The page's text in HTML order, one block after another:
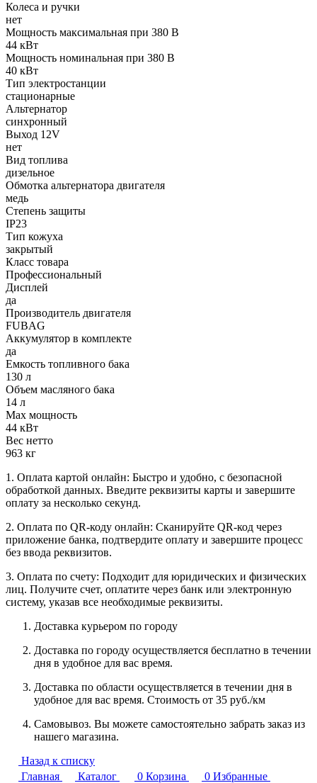
Колеса и ручки
нет
Мощность максимальная при 380 В
44 кВт
Мощность номинальная при 380 В
40 кВт
Тип электростанции
стационарные
Альтернатор
синхронный
Выход 12V
нет
Вид топлива
дизельное
Обмотка альтернатора двигателя
медь
Степень защиты
IP23
Тип кожуха
закрытый
Класс товара
Профессиональный
Дисплей
да
Производитель двигателя
FUBAG
Аккумулятор в комплекте
да
Емкость топливного бака
130 л
Объем масляного бака
14 л
Max мощность
44 кВт
Вес нетто
963 кг
1. Оплата картой онлайн: Быстро и удобно, с безопасной
обработкой данных. Введите реквизиты карты и завершите
оплату за несколько секунд.
2. Оплата по QR-коду онлайн: Сканируйте QR-код через
приложение банка, подтвердите оплату и завершите процесс
без ввода реквизитов.
3. Оплата по счету: Подходит для юридических и физических
лиц. Получите счет, оплатите через банк или электронную
систему, указав все необходимые реквизиты.
Доставка курьером по городу
Доставка по городу осуществляется бесплатно в течении
дня в удобное для вас время.
Доставка по области осуществляется в течении дня в
удобное для вас время. Стоимость от 35 руб./км
Самовывоз. Вы можете самостоятельно забрать заказ из
нашего магазина.
Назад к списку
Главная
Каталог 0 Корзина 0 Избранные